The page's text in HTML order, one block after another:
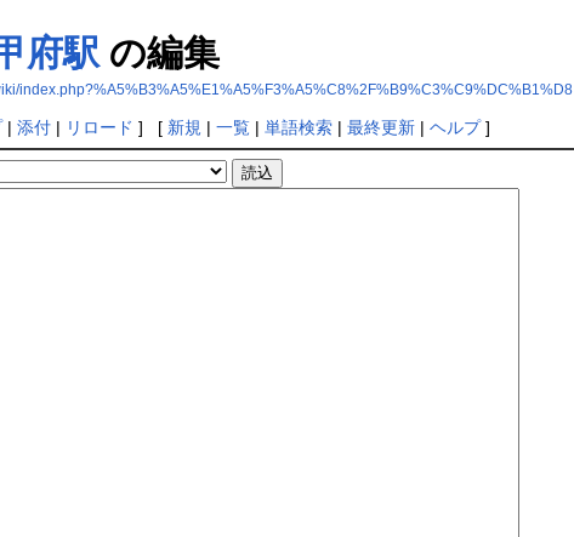
府駅 の編集
index.php?%A5%B3%A5%E1%A5%F3%A5%C8%2F%B9%C3%C9%DC%B1%D8
| 添付| リロード ] [ 新規 | 一覧| 単語検索| 最終更新| ヘルプ]